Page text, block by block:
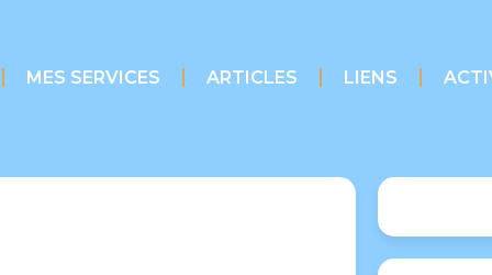
MES SERVICES ARTICLES LIENS